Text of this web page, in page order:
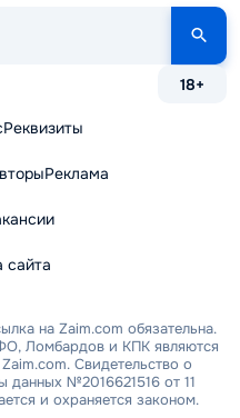
18+
Реквизиты
Реклама
сайта
на Zaim.com обязательна.
Ломбардов и КПК являются
Свидетельство о
данных №2016621516 от 11
и охраняется законом.